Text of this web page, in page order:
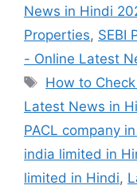
News in Hindi
Properties, SEBI
- Online Latest
Tags
How to
Latest News in
PACL company
india limited in
limited in Hindi,